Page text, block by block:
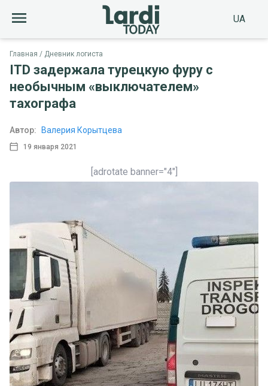
UA
Главная Дневник логиста
ITD задержала турецкую фуру с
необычным «выключателем»
тахографа
19 января 2021
Автор: Валерия Корытцева
[adrotate banner="4"]